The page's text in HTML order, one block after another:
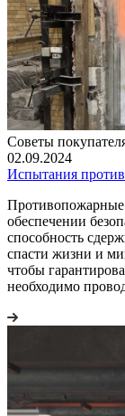
Советы
02.09.2024
Испытания
Противопожарные
обеспечении
способность
спасти жизни и
чтобы
необходимо